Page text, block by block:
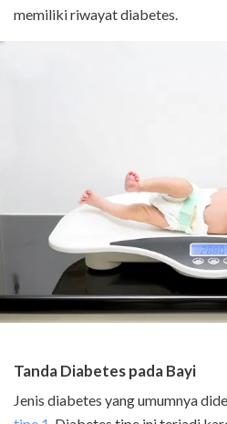
memiliki riwayat diabetes.
Tanda Diabetes pada Bayi
Jenis diabetes yang umumnya